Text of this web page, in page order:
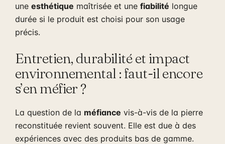
une esthétique maîtrisée et une fiabilité longue
durée si le produit est choisi pour son usage
précis.
Entretien, durabilité et impact
environnemental : faut-il encore
s’en méfier ?
La question de la méfiance vis-à-vis de la pierre
reconstituée revient souvent. Elle est due à des
expériences avec des produits bas de gamme.